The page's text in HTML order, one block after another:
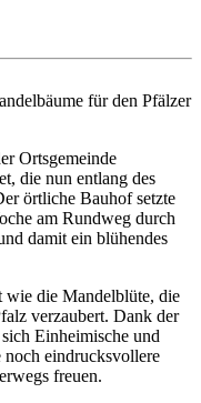
für den Pfälzer
Ortsgemeinde
die nun entlang des
örtliche Bauhof setzte
am Rundweg durch
damit ein blühendes
wie die Mandelblüte, die
verzaubert. Dank der
Einheimische und
noch eindrucksvollere
freuen.